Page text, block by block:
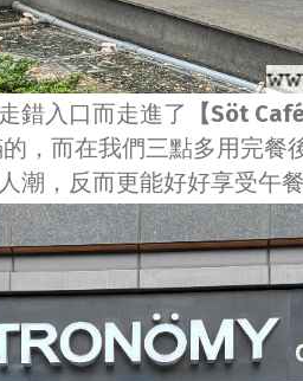
錯入口而走進了 【Söt
，而在我們三點多用完餐
潮，反而更能好好享受午餐